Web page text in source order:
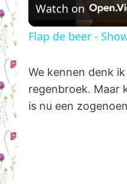
Watch on
Flap de beer -
We kennen denk
regenbroek. Maar
is nu een